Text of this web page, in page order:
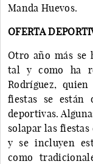
Manda Huevos.
OFERTA
Otro año más se
tal y como ha
Rodríguez,
fiestas se están
deportivas.
solapar las
y se incluyen
como